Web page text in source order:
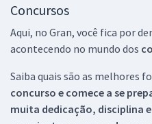
Concursos
Aqui, no Gran, você fica por
acontecendo no mundo dos
Saiba quais são as melhores
concurso e comece a se
muita dedicação, disciplina